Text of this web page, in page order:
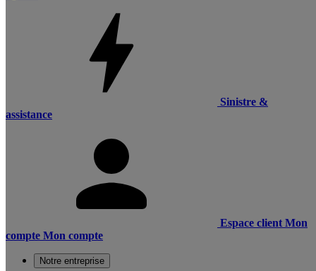
Sinistre &
assistance
Espace client Mon
compte Mon compte
Notre entreprise